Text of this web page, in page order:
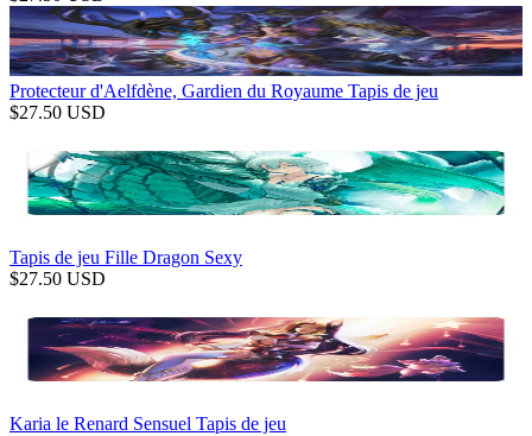
Protecteur d'Aelfdène, Gardien du Royaume Tapis de jeu
$27.50 USD
Tapis de jeu Fille Dragon Sexy
$27.50 USD
Karia le Renard Sensuel Tapis de jeu